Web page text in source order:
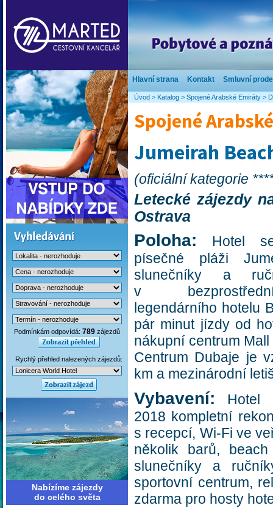
Hlavní strana Kontakt Smluvní
Podmínkám odpovídá: 789 zájezdů
Rychlý přehled nalezených zájezdů:
Nabízíme zájezdy
do celého světa
Úvod > Katalog > Spojené Arabské Emiráty >
Spojené
Jumeirah
(oficiální kategorie
Letecké zájezdy
Ostrava
Poloha: Hotel
písečné pláži
slunečníky a
v
legendárního hotelu
pár minut jízdy od
nákupní centrum
Centrum Dubaje je
km a mezinárodní
Vybavení: Hotel
2018 kompletní
s recepcí, Wi-Fi ve
několik barů,
slunečníky a
sportovní centrum,
zdarma pro hosty